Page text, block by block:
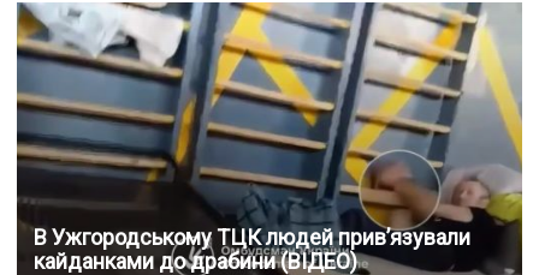
В Ужгородському ТЦК людей прив’язували
кайданками до драбини (ВІДЕО)